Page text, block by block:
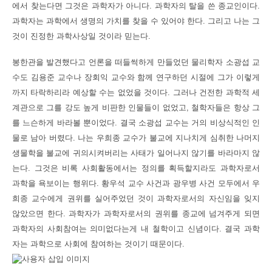
에서 찾는다면 그것은 과학자가 아니다. 과학자의 탈을 쓴 종교인이다.
과학자는 과학에서 생명의 가치를 찾을 수 있어야 한다. 그리고 나는 그
것이 진정한 과학사상일 것이라 믿는다.
봉한관을 발견했다고 언론을 떠들썩하게 만들었던 물리학자 소광섭 교
수도 김용준 교수나 장회익 교수와 함께 연구하던 시절에 그가 이렇게
까지 타락하리라 예상할 수는 없었을 것이다. 그러나 건전한 과학적 세
계관으로 그를 강도 높게 비판한 인물들이 없었고, 철학자들은 항상 그
를 느슨하게 바라볼 뿐이었다. 결국 소광섭 교수는 거의 비상식적인 인
물로 남아 버렸다. 나는 우희종 교수가 불교에 지나치게 심취한 나머지
생물학을 불교에 귀의시켜버리는 사태가 일어나지 않기를 바라마지 않
는다. 그것은 비록 사회활동에서는 정의를 획득할지라도 과학자로서
과학을 욕보이는 행위다. 황우석 교수 사건과 광우병 사건 모두에서 우
희종 교수에게 권위를 실어주었던 것이 과학자로서의 자신임을 잊지
않았으면 한다. 과학자가 과학자로서의 권위를 종교에 넘겨주게 되면
과학자의 사회참여는 의미없다는게 내 철학이고 신념이다. 결국 과학
자는 과학으로 사회에 참여하는 것이기 때문이다.